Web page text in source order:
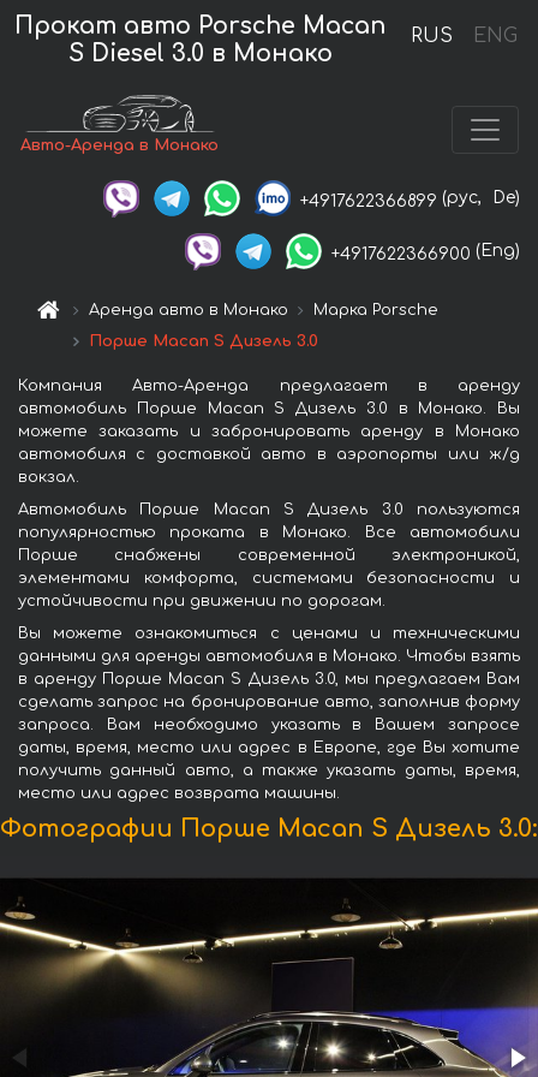
RUS ENG
Прокат авто Porsche Macan
S Diesel 3.0 в Монако
Авто-Аренда в Монако
+4917622366899 (рус, De)
+4917622366900 (Eng)
Аренда авто в Монако
Марка Porsche
Порше Macan S Дизель 3.0
Компания Авто-Аренда предлагает в аренду
автомобиль Порше Macan S Дизель 3.0 в Монако. Вы
можете заказать и забронировать аренду в Монако
автомобиля с доставкой авто в аэропорты или ж/д
вокзал.
Автомобиль Порше Macan S Дизель 3.0 пользуются
популярностью проката в Монако. Все автомобили
Порше снабжены современной электроникой,
элементами комфорта, системами безопасности и
устойчивости при движении по дорогам.
Вы можете ознакомиться с ценами и техническими
данными для аренды автомобиля в Монако. Чтобы взять
в аренду Порше Macan S Дизель 3.0, мы предлагаем Вам
сделать запрос на бронирование авто, заполнив форму
запроса. Вам необходимо указать в Вашем запросе
даты, время, место или адрес в Европе, где Вы хотите
получить данный авто, а также указать даты, время,
место или адрес возврата машины.
Фотографии Порше Macan S Дизель 3.0: